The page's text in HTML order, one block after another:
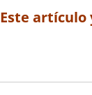
Este artículo